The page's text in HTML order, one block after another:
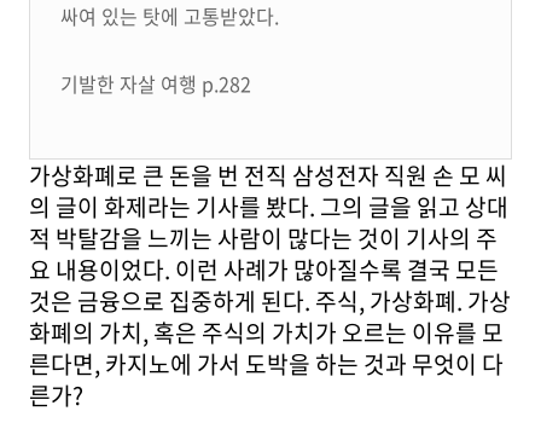
싸여 있는 탓에 고통받았다.
기발한 자살 여행 p.282
가상화폐로 큰 돈을 번 전직 삼성전자 직원 손 모 씨
의 글이 화제라는 기사를 봤다. 그의 글을 읽고 상대
적 박탈감을 느끼는 사람이 많다는 것이 기사의 주
요 내용이었다. 이런 사례가 많아질수록 결국 모든
것은 금융으로 집중하게 된다. 주식, 가상화폐. 가상
화폐의 가치, 혹은 주식의 가치가 오르는 이유를 모
른다면, 카지노에 가서 도박을 하는 것과 무엇이 다
른가?